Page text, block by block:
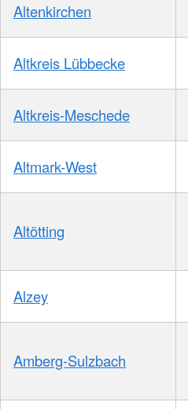
Altenkirchen
Altkreis Lübbecke
Altkreis-Meschede
Altmark-West
Altötting
Alzey
Amberg-Sulzbach